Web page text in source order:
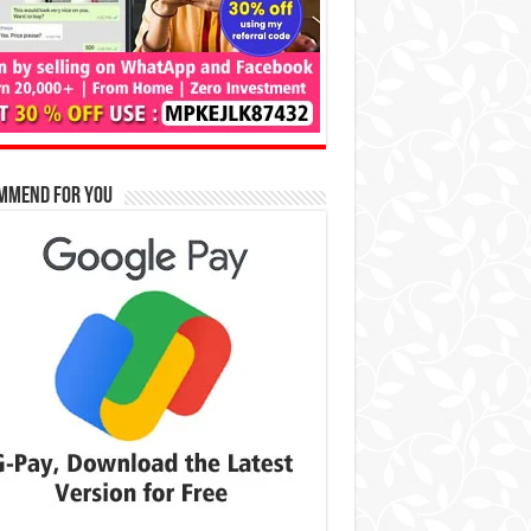
for You